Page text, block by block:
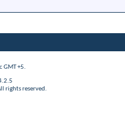
GMT +5.
rights reserved.